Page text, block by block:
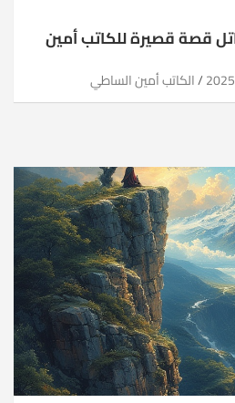
قصة قصيرة للكاتب أمين
الكاتب أمين الساطي